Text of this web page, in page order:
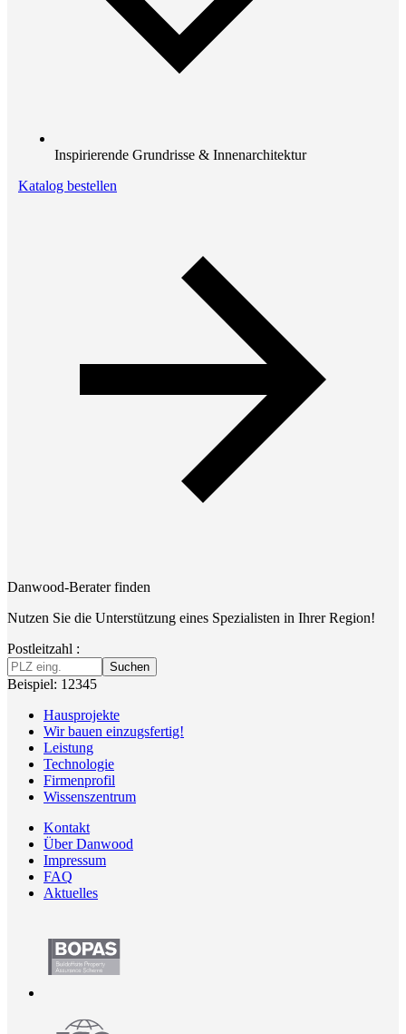
Inspirierende Grundrisse & Innenarchitektur
Katalog bestellen
Danwood-Berater finden
Nutzen Sie die Unterstützung eines Spezialisten in Ihrer Region!
Postleitzahl :
Suchen
Beispiel: 12345
Hausprojekte
Wir bauen einzugsfertig!
Leistung
Technologie
Firmenprofil
Wissenszentrum
Kontakt
Über Danwood
Impressum
FAQ
Aktuelles